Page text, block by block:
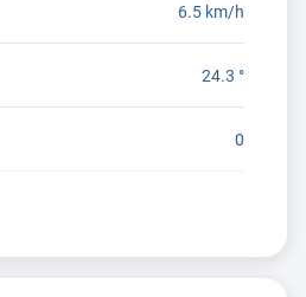
6.5 km/h
24.3 °
0